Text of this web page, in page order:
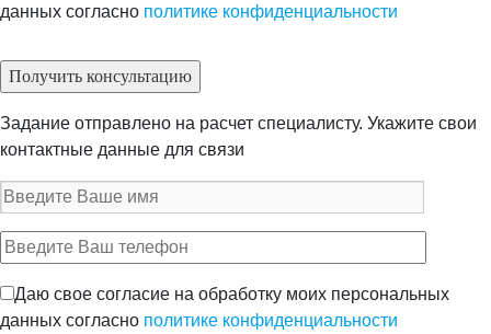
данных согласно политике конфиденциальности
Задание отправлено на расчет специалисту. Укажите свои
контактные данные для связи
Даю свое согласие на обработку моих персональных
данных согласно политике конфиденциальности